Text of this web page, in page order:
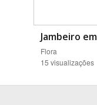
Jambeiro
Flora
15 visualizações